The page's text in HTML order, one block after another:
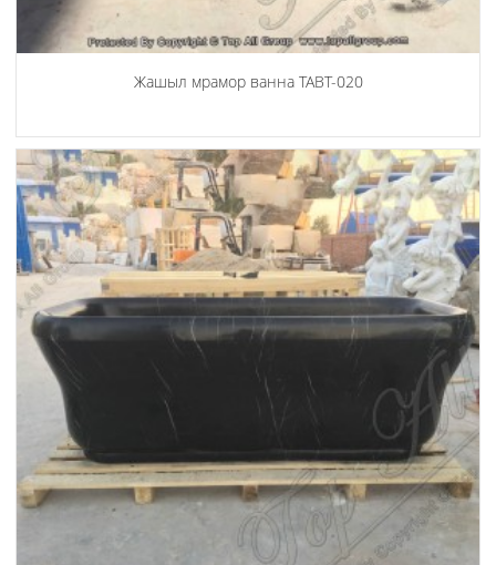
Жашыл мрамор ванна TABT-020